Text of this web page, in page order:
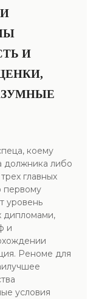
И
коему
должника либо
главных
первому
уровень
дипломами,
и
Реноме для
условия